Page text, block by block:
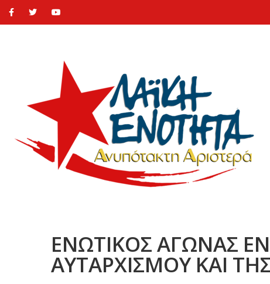
ΕΝΩΤΙΚΟΣ ΑΓΩΝΑΣ
ΑΥΤΑΡΧΙΣΜΟΥ ΚΑΙ